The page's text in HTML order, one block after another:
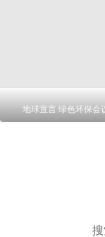
地球宣言 绿色环保会